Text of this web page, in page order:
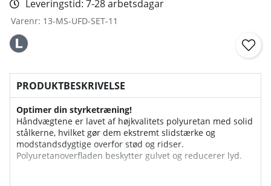
Leveringstid: 7-28 arbetsdagar
Varenr: 13-MS-UFD-SET-11
PRODUKTBESKRIVELSE
Optimer din styrketræning!
Håndvægtene er lavet af højkvalitets polyuretan med solid
stålkerne, hvilket gør dem ekstremt slidstærke og
modstandsdygtige overfor stød og ridser.
Polyuretanoverfladen beskytter gulvet og reducerer lyd.